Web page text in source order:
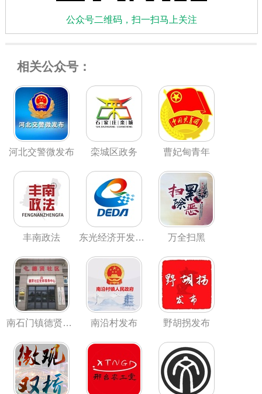
公众号二维码，扫一扫马上关注
相关公众号：
河北交警微发布 栾城区政务 曹妃甸青年
丰南政法 东光经济开发区管委会 万全扫黑
南石门镇德贤社区 南沿村发布 野胡拐发布